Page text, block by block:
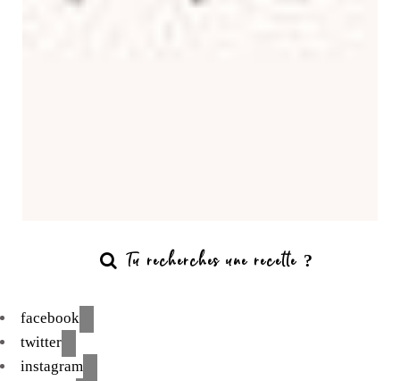
facebook
twitter
instagram